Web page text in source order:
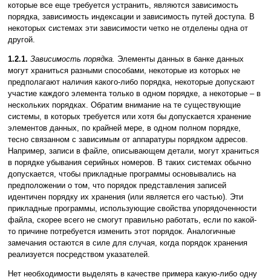
которые все еще требуется устранить, являются зависимость
порядка, зависимость индексации и зависимость путей доступа. В
некоторых системах эти зависимости четко не отделены одна от
другой.
1.2.1. Зависимость порядка. Элементы данных в банке данных
могут храниться разными способами, некоторые из которых не
предполагают наличия какого-либо порядка, некоторые допускают
участие каждого элемента только в одном порядке, а некоторые – в
нескольких порядках. Обратим внимание на те существующие
системы, в которых требуется или хотя бы допускается хранение
элементов данных, по крайней мере, в одном полном порядке,
тесно связанном с зависимым от аппаратуры порядком адресов.
Например, записи в файле, описывающем детали, могут храниться
в порядке убывания серийных номеров. В таких системах обычно
допускается, чтобы прикладные программы основывались на
предположении о том, что порядок представления записей
идентичен порядку их хранения (или является его частью). Эти
прикладные программы, использующие свойства упорядоченности
файла, скорее всего не смогут правильно работать, если по какой-
то причине потребуется изменить этот порядок. Аналогичные
замечания остаются в силе для случая, когда порядок хранения
реализуется посредством указателей.
Нет необходимости выделять в качестве примера какую-либо одну